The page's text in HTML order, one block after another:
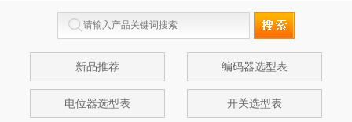
新品推荐 编码器选型表
电位器选型表 开关选型表